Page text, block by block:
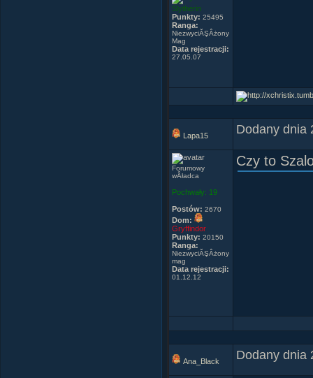
-
Slytherin
Punkty: 25495
Ranga:
NiezwyciĂŞÂżony
Mag
Data rejestracji:
27.05.07
Lapa15 Dodany dnia
Forumowy
wÂładca
Pochwały: 19
Postów: 2670
Dom:
Gryffindor
Punkty: 20150
Ranga:
NiezwyciĂŞÂżony
mag
Data rejestracji:
01.12.12
Czy to
Ana_Black Dodany dnia